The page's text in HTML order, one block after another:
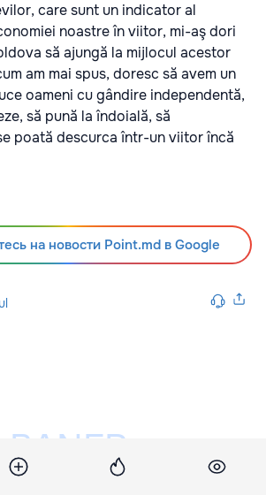
care sunt un indicator al
noastre în viitor, mi-aş dori
să ajungă la mijlocul acestor
am mai spus, doresc să avem un
oameni cu gândire independentă,
să pună la îndoială, să
poată descurca într-un viitor încă
на новости Point.md в Google